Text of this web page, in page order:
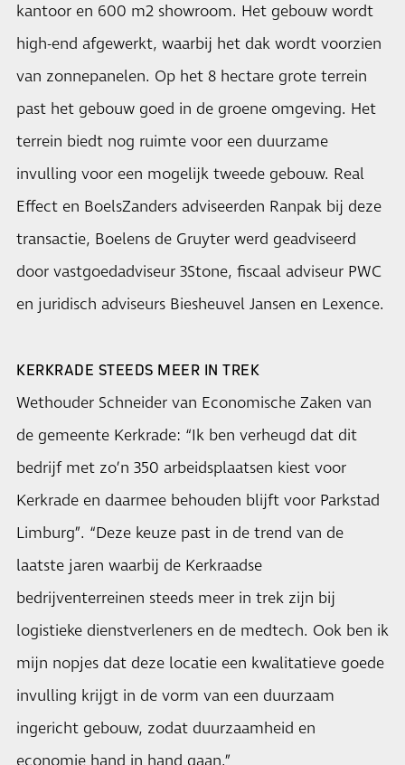
kantoor en 600 m2 showroom. Het gebouw wordt
high-end afgewerkt, waarbij het dak wordt voorzien
van zonnepanelen. Op het 8 hectare grote terrein
past het gebouw goed in de groene omgeving. Het
terrein biedt nog ruimte voor een duurzame
invulling voor een mogelijk tweede gebouw. Real
Effect en BoelsZanders adviseerden Ranpak bij deze
transactie, Boelens de Gruyter werd geadviseerd
door vastgoedadviseur 3Stone, fiscaal adviseur PWC
en juridisch adviseurs Biesheuvel Jansen en Lexence.
KERKRADE STEEDS MEER IN TREK
Wethouder Schneider van Economische Zaken van
de gemeente Kerkrade: “Ik ben verheugd dat dit
bedrijf met zo’n 350 arbeidsplaatsen kiest voor
Kerkrade en daarmee behouden blijft voor Parkstad
Limburg”. “Deze keuze past in de trend van de
laatste jaren waarbij de Kerkraadse
bedrijventerreinen steeds meer in trek zijn bij
logistieke dienstverleners en de medtech. Ook ben ik
mijn nopjes dat deze locatie een kwalitatieve goede
invulling krijgt in de vorm van een duurzaam
ingericht gebouw, zodat duurzaamheid en